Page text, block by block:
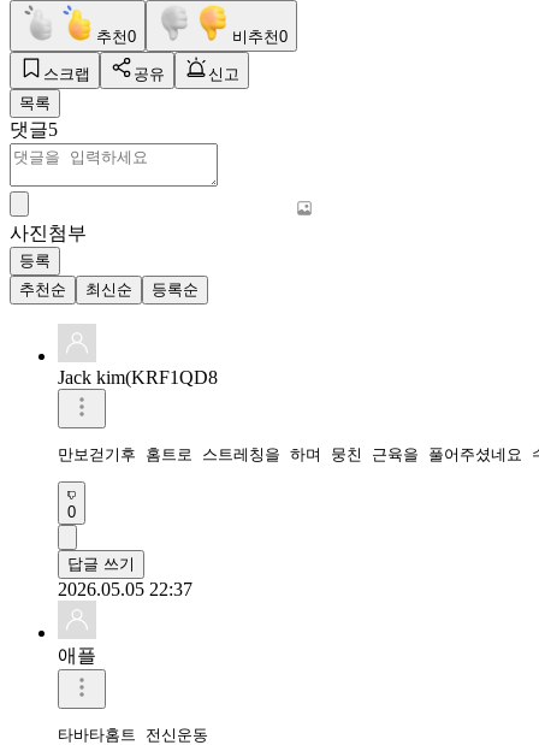
추천0 비추천0
스크랩 공유
신고
목록
댓글5
사진첨부
등록
추천순
최신순 등록순
Jack kim(KRF1QD8
만보걷기후 홈트로 스트레칭을 하며 뭉친 근육을 풀어주셨네요
0
답글 쓰기
2026.05.05 22:37
애플
타바타홈트 전신운동